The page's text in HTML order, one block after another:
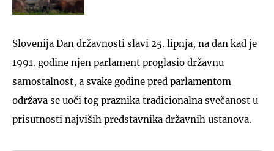
Slovenija Dan državnosti slavi 25. lipnja, na dan kad je
1991. godine njen parlament proglasio državnu
samostalnost, a svake godine pred parlamentom
održava se uoči tog praznika tradicionalna svečanost u
prisutnosti najviših predstavnika državnih ustanova.